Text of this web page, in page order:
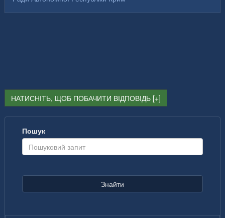
НАТИСНІТЬ, ЩОБ ПОБАЧИТИ ВІДПОВІДЬ
Пошук
Знайти